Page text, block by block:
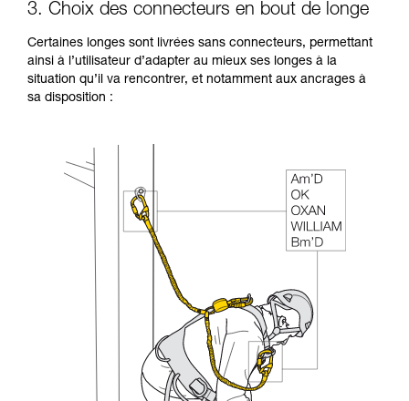
3. Choix des connecteurs en bout de longe
Certaines longes sont livrées sans connecteurs, permettant
ainsi à l’utilisateur d’adapter au mieux ses longes à la
situation qu’il va rencontrer, et notamment aux ancrages à
sa disposition :